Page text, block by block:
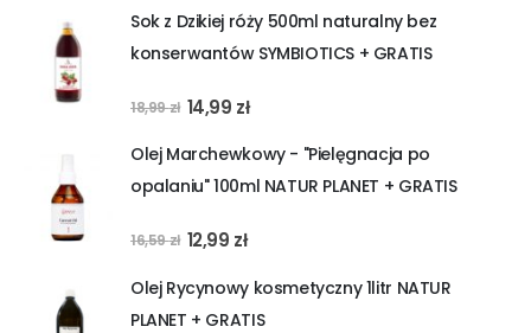
Sok z Dzikiej róży 500ml naturalny bez
konserwantów SYMBIOTICS + GRATIS
18,99zł Pierwotna
wynosiła:
18,99 zł.
14,99 złAktualna
wynosi:
14,99 zł.
Olej Marchewkowy - "Pielęgnacja po
opalaniu" 100ml NATUR PLANET + GRATIS
16,59zł Pierwotna
wynosiła:
16,59 zł.
12,99 złAktualna
wynosi:
12,99 zł.
Olej Rycynowy kosmetyczny 1litr NATUR
PLANET + GRATIS